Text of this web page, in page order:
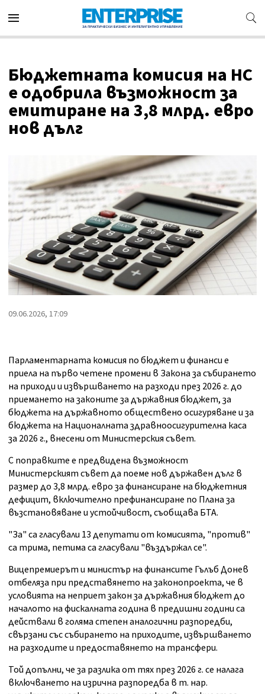
Бюджетната комисия на НС
е одобрила възможност за
емитиране на 3,8 млрд. евро
нов дълг
09.06.2026, 17:09
Парламентарната комисия по бюджет и финанси е
приела на първо четене промени в Закона за събирането
на приходи и извършването на разходи през 2026 г. до
приемането на законите за държавния бюджет, за
бюджета на държавното обществено осигуряване и за
бюджета на Националната здравноосигурителна каса
за 2026 г., внесени от Министерския съвет.
С поправките е предвидена възможност
Министерският съвет да поеме нов държавен дълг в
размер до 3,8 млрд. евро за финансиране на бюджетния
дефицит, включително префинансиране по Плана за
възстановяване и устойчивост, съобщава БТА.
"За" са гласували 13 депутати от комисията, "против"
са трима, петима са гласували "въздържал се".
Вицепремиерът и министър на финансите Гълъб Донев
отбеляза при представянето на законопроекта, че в
условията на неприет закон за държавния бюджет до
началото на фискалната година в предишни години са
действали в голяма степен аналогични разпоредби,
свързани със събирането на приходите, извършването
на разходите и предоставянето на трансфери.
Той допълни, че за разлика от тях през 2026 г. се налага
включването на изрична разпоредба в т. нар.